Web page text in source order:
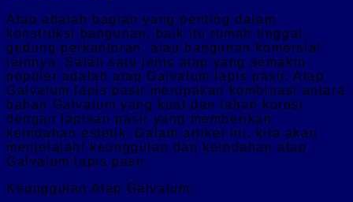
Atap adalah bagian yang penting dalam
konstruksi bangunan, baik itu rumah tinggal,
gedung perkantoran, atau bangunan komersial
lainnya. Salah satu jenis atap yang semakin
populer adalah atap Galvalum lapis pasir. Atap
Galvalum lapis pasir merupakan kombinasi antara
bahan Galvalum yang kuat dan tahan korosi
dengan lapisan pasir yang memberikan
keindahan estetik. Dalam artikel ini, kita akan
menjelajahi keunggulan dan keindahan atap
Galvalum lapis pasir.
Keunggulan Atap Galvalum: